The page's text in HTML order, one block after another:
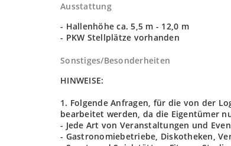
Ausstattung
- Hallenhöhe ca. 5,5 m - 12,0 m
- PKW Stellplätze vorhanden
Sonstiges/Besonderheiten
HINWEISE:
1. Folgende Anfragen, für die von der
bearbeitet werden, da die Eigentümer
- Jede Art von Veranstaltungen und
- Gastronomiebetriebe, Diskotheken,